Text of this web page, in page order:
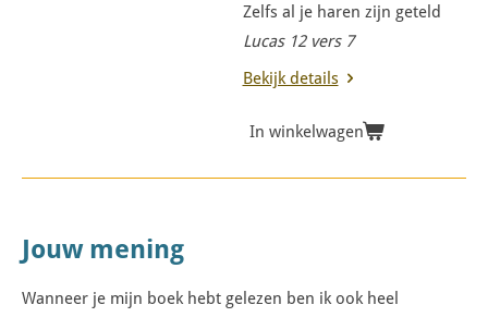
Zelfs al je haren zijn geteld
Lucas 12 vers 7
Bekijk details
In winkelwagen
Jouw mening
Wanneer je mijn boek hebt gelezen ben ik ook heel